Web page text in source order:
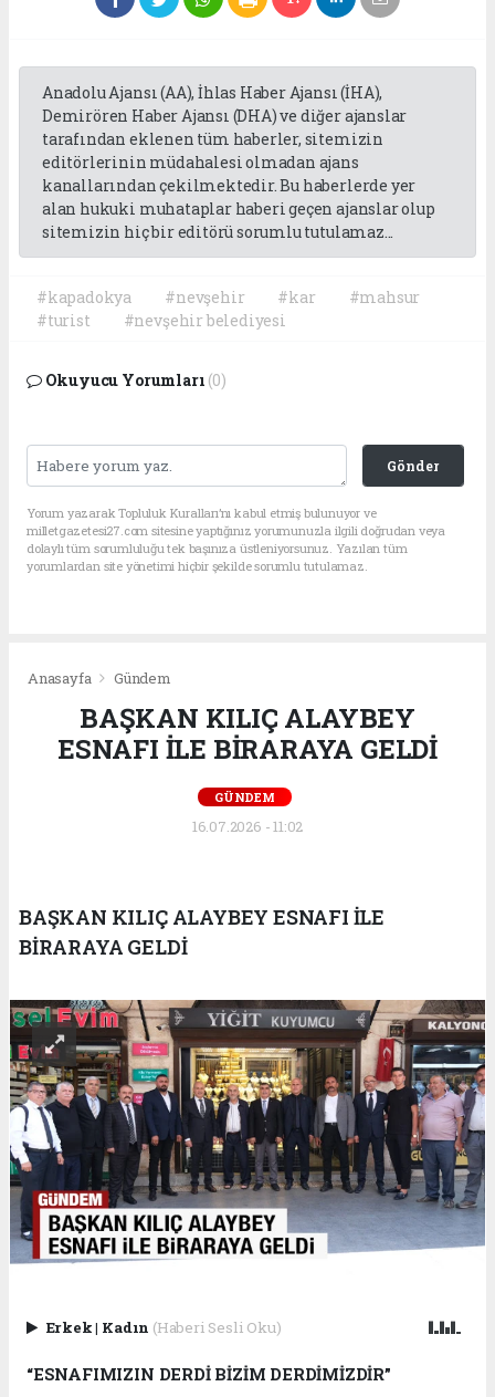
Anadolu Ajansı (AA), İhlas Haber Ajansı (İHA),
Demirören Haber Ajansı (DHA) ve diğer ajanslar
tarafından eklenen tüm haberler, sitemizin
editörlerinin müdahalesi olmadan ajans
kanallarından çekilmektedir. Bu haberlerde yer
alan hukuki muhataplar haberi geçen ajanslar olup
sitemizin hiç bir editörü sorumlu tutulamaz...
#kapadokya #nevşehir #kar
#mahsur
#turist
#nevşehir belediyesi
Okuyucu Yorumları (0)
Gönder
Yorum yazarak Topluluk Kuralları’nı kabul etmiş bulunuyor ve
milletgazetesi27.com sitesine yaptığınız yorumunuzla ilgili doğrudan veya
dolaylı tüm sorumluluğu tek başınıza üstleniyorsunuz. Yazılan tüm
yorumlardan site yönetimi hiçbir şekilde sorumlu tutulamaz.
Anasayfa Gündem
BAŞKAN KILIÇ ALAYBEY
ESNAFI İLE BİRARAYA GELDİ
GÜNDEM
16.07.2026 - 11:02
BAŞKAN KILIÇ ALAYBEY ESNAFI İLE
BİRARAYA GELDİ
Erkek| Kadın (Haberi Sesli Oku)
“ESNAFIMIZIN DERDİ BİZİM DERDİMİZDİR”